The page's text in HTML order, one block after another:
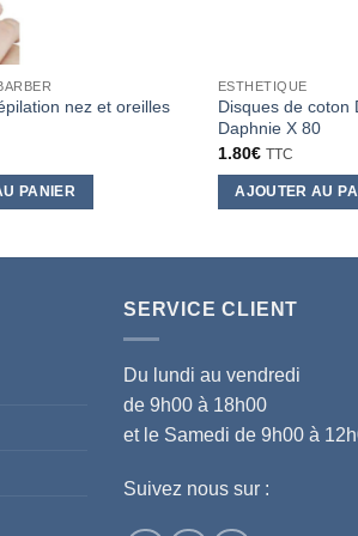
nez et oreilles
PANIER
ESTHETIQUE
Disques de coton
Daphnie X 80
1.80€ TTC
AJOUTER AU
SERVICE CLIENT
Du lundi au vendredi
de 9h00 à 18h00
et le Samedi de 9h00 à
Suivez nous sur :